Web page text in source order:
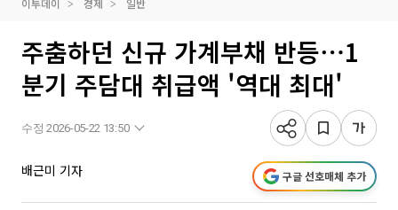
이투데이 경제 일반
주춤하던 신규 가계부채 반등⋯1
분기 주담대 취급액 '역대 최대'
수정 2026-05-22 13:50
배근미 기자 구글 선호매체 추가